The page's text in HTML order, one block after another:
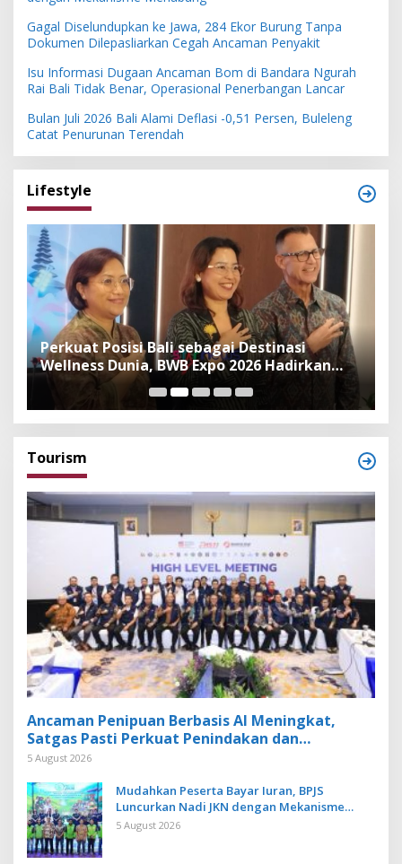
Gagal Diselundupkan ke Jawa, 284 Ekor Burung Tanpa
Dokumen Dilepasliarkan Cegah Ancaman Penyakit
Isu Informasi Dugaan Ancaman Bom di Bandara Ngurah
Rai Bali Tidak Benar, Operasional Penerbangan Lancar
Bulan Juli 2026 Bali Alami Deflasi -0,51 Persen, Buleleng
Catat Penurunan Terendah
Lifestyle
Perkuat Posisi Bali sebagai Destinasi
Wellness Dunia, BWB Expo 2026 Hadirkan
Exhibitor Nasional dan Global
Tourism
Ancaman Penipuan Berbasis AI Meningkat,
Satgas Pasti Perkuat Penindakan dan
Pengembangan Aplikasi Anti Penipuan
5 August 2026
Mudahkan Peserta Bayar Iuran, BPJS
Luncurkan Nadi JKN dengan Mekanisme
Menabung
5 August 2026